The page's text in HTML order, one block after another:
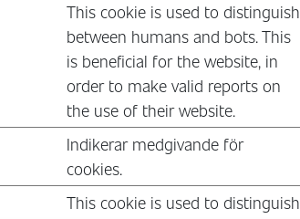
This cookie is used to distinguish
between humans and bots. This
is beneficial for the website, in
order to make valid reports on
the use of their website.
Indikerar medgivande för
cookies.
This cookie is used to distinguish